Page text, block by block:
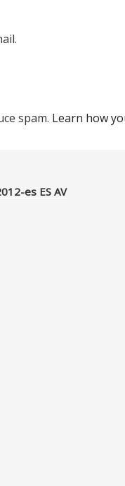
spam. Learn how
es ES AV